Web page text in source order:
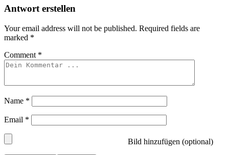
Antwort erstellen
Your email address will not be published. Required fields are
marked *
Comment *
Name *
Email *
Bild hinzufügen (optional)